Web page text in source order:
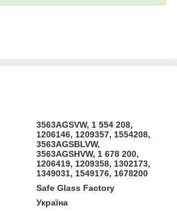
3563AGSVW, 1 554 208,
1206146, 1209357, 1554208,
3563AGSBLVW,
3563AGSHVW, 1 678 200,
1206419, 1209358, 1302173,
1349031, 1549176, 1678200
Safe Glass Factory
Україна